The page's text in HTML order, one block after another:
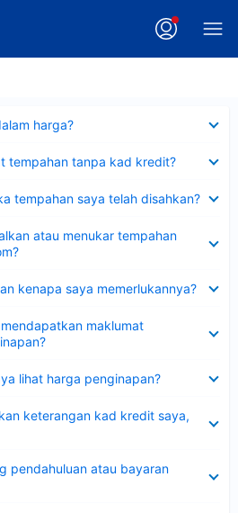
harga?
tempahan tanpa kad kredit?
tempahan saya telah disahkan?
atau menukar tempahan
kenapa saya memerlukannya?
maklumat
lihat harga penginapan?
keterangan kad kredit saya,
pendahuluan atau bayaran